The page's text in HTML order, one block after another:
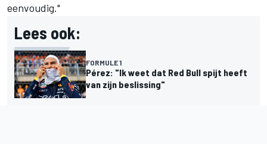
eenvoudig."
Lees ook:
FORMULE 1
Pérez: "Ik weet dat Red Bull spijt heeft
van zijn beslissing"